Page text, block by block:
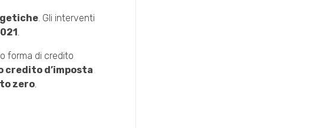
. Gli interventi
.
forma di credito
credito d’imposta
zero.